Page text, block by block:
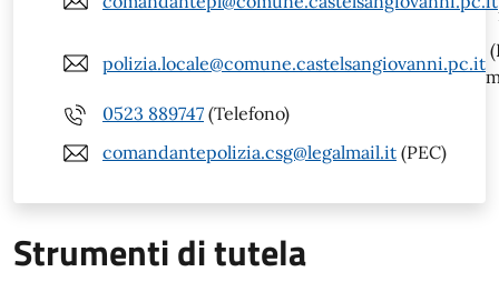
polizia.locale@comune.castelsangiovanni.pc.it
0523 889747 (Telefono)
comandantepolizia.csg@legalmail.it (PEC)
Strumenti di tutela